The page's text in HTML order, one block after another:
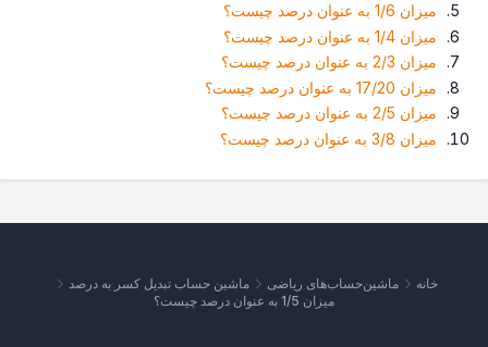
میزان 1/6 به عنوان درصد چیست؟
میزان 1/4 به عنوان درصد چیست؟
میزان 2/3 به عنوان درصد چیست؟
میزان 17/20 به عنوان درصد چیست؟
میزان 2/5 به عنوان درصد چیست؟
میزان 3/8 به عنوان درصد چیست؟
خانه ماشین‌حساب‌های ریاضی
ماشین حساب تبدیل کسر به درصد
میزان 1/5 به عنوان درصد چیست؟